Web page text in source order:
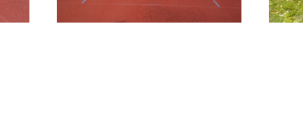
GRÖSSER ANZEIGEN